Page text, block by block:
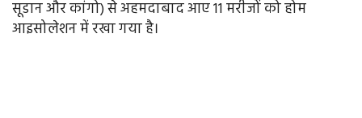
सूडान और कांगो) से अहमदाबाद आए 11 मरीजों को होम
आइसोलेशन में रखा गया है।